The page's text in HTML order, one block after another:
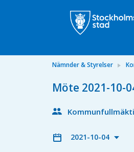
Nämnder & Styrelser
Möte 2021-10-
2021-10-04